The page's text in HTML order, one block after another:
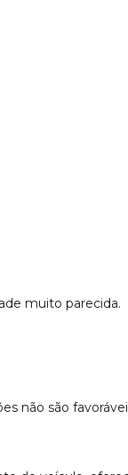
muito parecida.
não são